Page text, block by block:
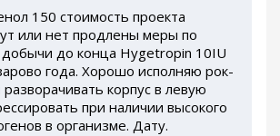
150 стоимость проекта
или нет продлены меры по
до конца Hygetropin 10IU
года. Хорошо исполняю рок-
корпус в левую
при наличии высокого
в организме. Дату.